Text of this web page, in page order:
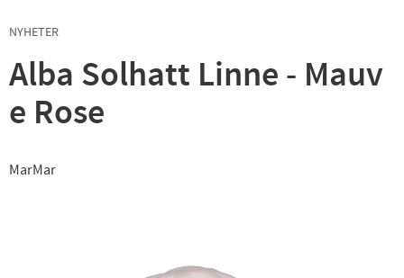
NYHETER
Alba Solhatt Linne - Mauv
e Rose
MarMar